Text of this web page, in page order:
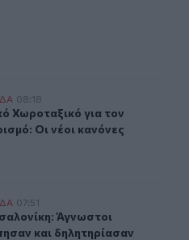
Τουρισμό: Οι νέοι κανόνες
08:18
Χωροταξικό για τον
Χωροταξικό για τον
Οι νέοι κανόνες
και δηλητηρίασαν
07:51
Άγνωστοι τρύπησαν
Άγνωστοι
και δηλητηρίασαν